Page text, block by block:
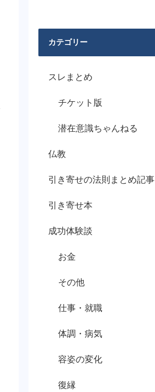
カテゴリー
スレまとめ
チケット版
潜在意識ちゃんねる
仏教
引き寄せの法則まとめ記事
引き寄せ本
成功体験談
お金
その他
仕事・就職
体調・病気
容姿の変化
復縁